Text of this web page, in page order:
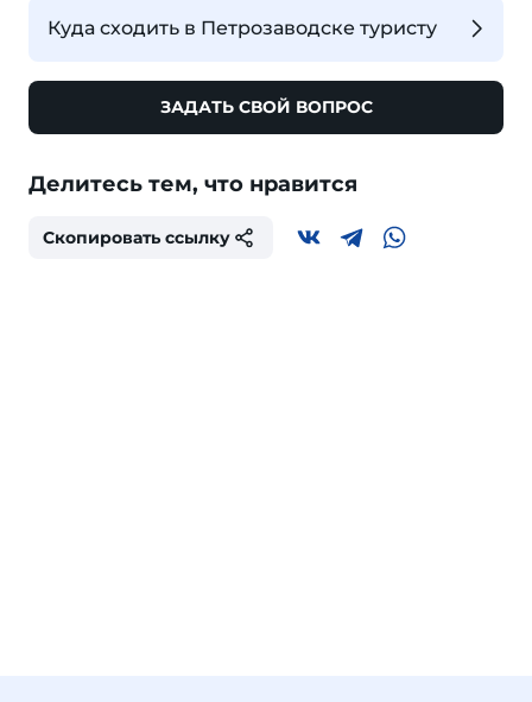
Куда сходить в Петрозаводске туристу
ЗАДАТЬ СВОЙ ВОПРОС
Делитесь тем, что нравится
Скопировать ссылку